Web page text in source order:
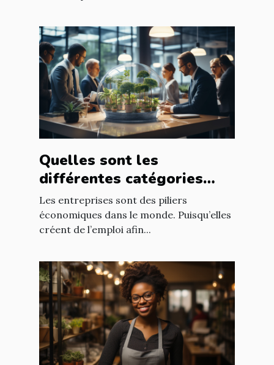
Quelles sont les
différentes catégories
d’entreprise ?
Les entreprises sont des piliers
économiques dans le monde. Puisqu’elles
créent de l’emploi afin...